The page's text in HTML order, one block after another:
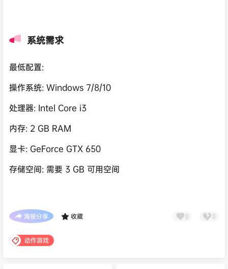
系统需求
最低配置:
操作系统: Windows 7/8/10
处理器: Intel Core i3
内存: 2 GB RAM
显卡: GeForce GTX 650
存储空间: 需要 3 GB 可用空间
海报分享 收藏 0 0
动作游戏